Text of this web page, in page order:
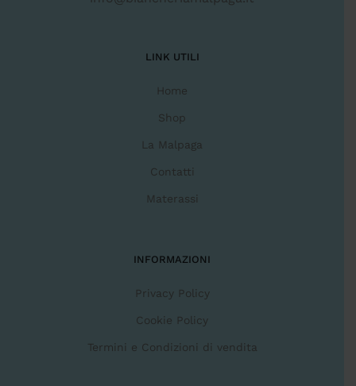
LINK UTILI
Home
Shop
La Malpaga
Contatti
Materassi
INFORMAZIONI
Privacy Policy
Cookie Policy
Termini e Condizioni di vendita